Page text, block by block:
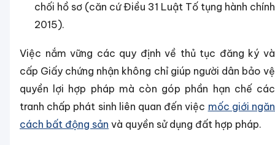
chối hồ sơ (căn cứ Điều 31 Luật Tố tụng hành chính
2015).
Việc nắm vững các quy định về thủ tục đăng ký và
cấp Giấy chứng nhận không chỉ giúp người dân bảo vệ
quyền lợi hợp pháp mà còn góp phần hạn chế các
tranh chấp phát sinh liên quan đến việc mốc giới ngăn
cách bất động sản và quyền sử dụng đất hợp pháp.